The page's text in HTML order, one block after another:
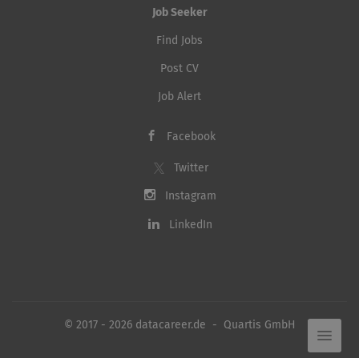
Job Seeker
Find Jobs
Post CV
Job Alert
Facebook
Twitter
Instagram
LinkedIn
© 2017 - 2026 datacareer.de - Quartis GmbH